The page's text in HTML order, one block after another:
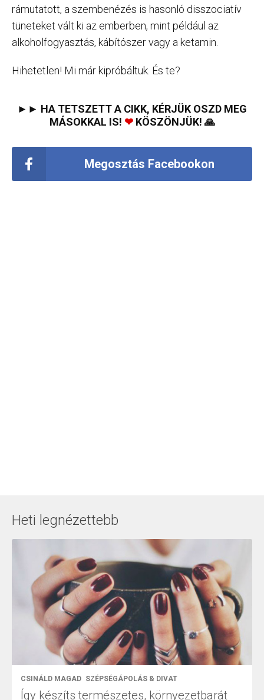
rámutatott, a szembenézés is hasonló disszociatív
tüneteket vált ki az emberben, mint például az
alkoholfogyasztás, kábítószer vagy a ketamin.
Hihetetlen! Mi már kipróbáltuk. És te?
►► HA TETSZETT A CIKK, KÉRJÜK OSZD MEG
MÁSOKKAL IS! ❤KÖSZÖNJÜK! 🙏
Megosztás Facebookon
Heti legnézettebb
CSINÁLD MAGAD SZÉPSÉGÁPOLÁS & DIVAT
Így készíts természetes, környezetbarát